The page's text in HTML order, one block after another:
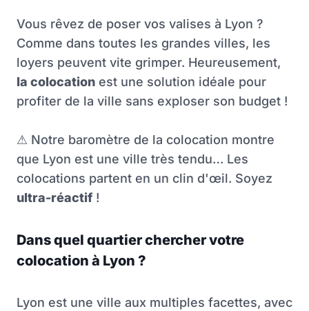
Vous rêvez de poser vos valises à Lyon ?
Comme dans toutes les grandes villes, les
loyers peuvent vite grimper. Heureusement,
la colocation est une solution idéale pour
profiter de la ville sans exploser son budget !
⚠ Notre baromètre de la colocation montre
que Lyon est une ville très tendu… Les
colocations partent en un clin d'œil. Soyez
ultra-réactif !
Dans quel quartier chercher votre
colocation à Lyon ?
Lyon est une ville aux multiples facettes, avec